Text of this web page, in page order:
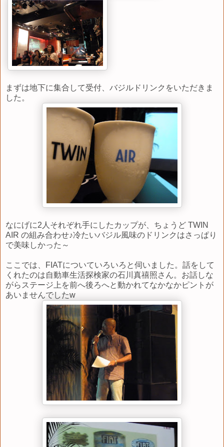
まずは地下に集合して受付、バジルドリンクをいただきま
した。
なにげに2人それぞれ手にしたカップが、ちょうど TWIN
AIR の組み合わせ♪冷たいバジル風味のドリンクはさっぱり
で美味しかった～
ここでは、FIATについていろいろと伺いました。話をして
くれたのは自動車生活探検家の石川真禧照さん。お話しな
がらステージ上を前へ後ろへと動かれてなかなかピントが
あいませんでしたw